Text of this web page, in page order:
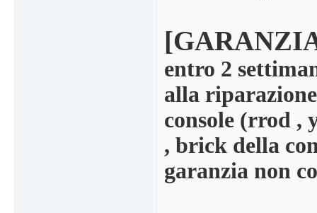
entro 2
alla
console (rrod ,
, brick della
garanzia non